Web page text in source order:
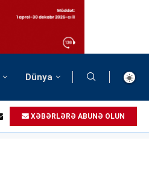
Dünya
XƏBƏRLƏRƏ ABUNƏ OLUN